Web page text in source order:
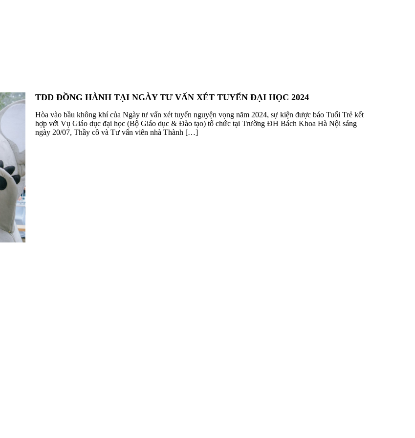
TDD ĐỒNG HÀNH TẠI NGÀY TƯ VẤN XÉT TUYỂN ĐẠI HỌC 2024
Hòa vào bầu không khí của Ngày tư vấn xét tuyển nguyện vọng năm 2024, sự kiện được báo Tuổi Trẻ kết
hợp với Vụ Giáo dục đại học (Bộ Giáo dục & Đào tạo) tổ chức tại Trường ĐH Bách Khoa Hà Nội sáng
ngày 20/07, Thầy cô và Tư vấn viên nhà Thành […]